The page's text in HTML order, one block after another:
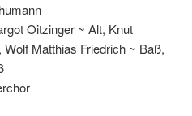
Oitzinger ~ Alt, Knut
Matthias Friedrich ~ Baß,